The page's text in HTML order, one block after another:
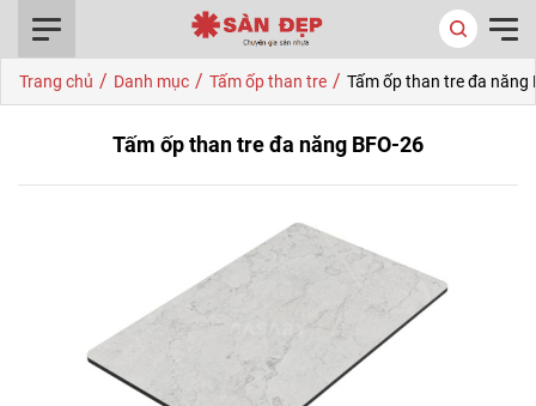
Trang chủ / Danh mục / Tấm ốp than tre / Tấm ốp than tre đa năng
Tấm ốp than tre đa năng BFO-26